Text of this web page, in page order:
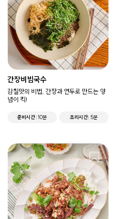
간장비빔국수
감칠맛의 비법, 간장과 연두로 만드는 양
념이 킥!
준비시간 10분 조리시간 5분